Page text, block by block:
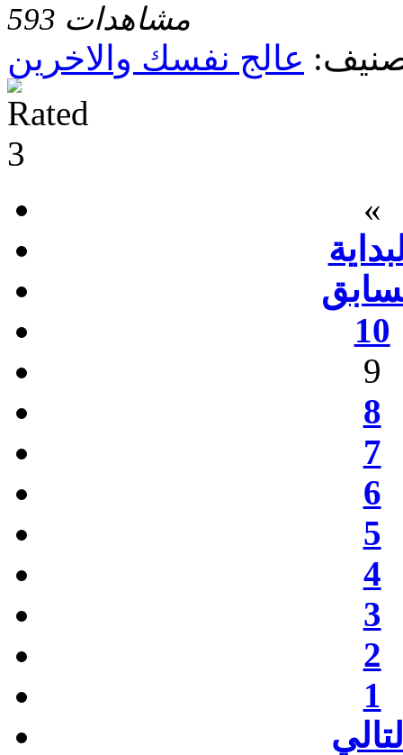
593 مشاهدات
عالج نفسك والاخرين
«
10
9
8
7
6
5
4
3
2
1